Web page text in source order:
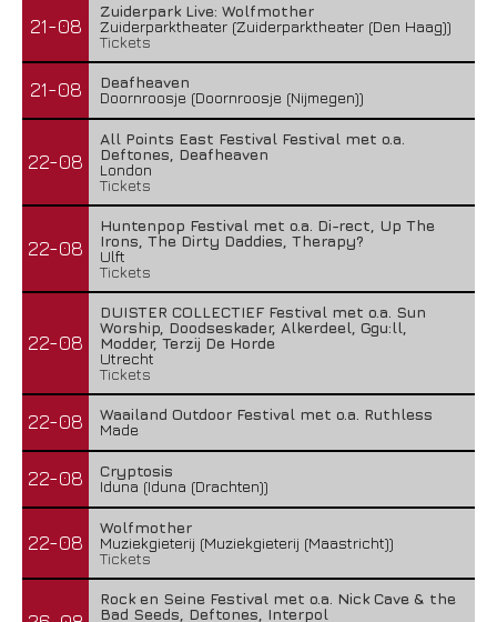
21-08
Zuiderpark Live: Wolfmother
Zuiderparktheater (Zuiderparktheater (Den Haag))
Tickets
21-08
Deafheaven
Doornroosje (Doornroosje (Nijmegen))
22-08
All Points East Festival Festival met o.a.
Deftones, Deafheaven
London
Tickets
22-08
Huntenpop Festival met o.a. Di-rect, Up The
Irons, The Dirty Daddies, Therapy?
Ulft
Tickets
22-08
DUISTER COLLECTIEF Festival met o.a. Sun
Worship, Doodseskader, Alkerdeel, Ggu:ll,
Modder, Terzij De Horde
Utrecht
Tickets
22-08
Waailand Outdoor Festival met o.a. Ruthless
Made
22-08
Cryptosis
Iduna (Iduna (Drachten))
22-08
Wolfmother
Muziekgieterij (Muziekgieterij (Maastricht))
Tickets
Rock en Seine Festival met o.a. Nick Cave & the
Bad Seeds, Deftones, Interpol